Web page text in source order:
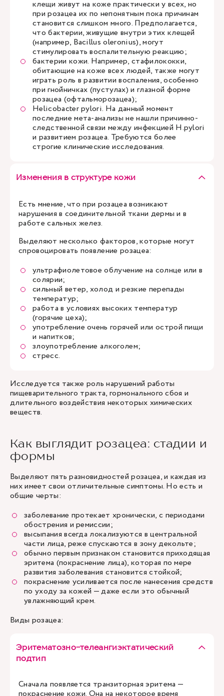
клещи живут на коже практически у всех, но
при розацеа их по непонятным пока причинам
становится слишком много. Предполагается,
что бактерии, живущие внутри этих клещей
(например, Bacillus oleronius), могут
стимулировать воспалительную реакцию;
бактерии кожи. Например, стафилококки,
обитающие на коже всех людей, также могут
играть роль в развитии воспаления, особенно
при гнойничках (пустулах) и глазной форме
розацеа (офтальморозацеа);
Helicobacter pylori. На данный момент
последние мета-анализы не нашли причинно-
следственной связи между инфекцией H.pylori
и развитием розацеа. Требуются более
строгие клинические исследования.
Изменения в структуре кожи
Есть мнение, что при розацеа возникают
нарушения в соединительной ткани дермы и в
работе сальных желез.
Выделяют несколько факторов, которые могут
спровоцировать появление розацеа:
ультрафиолетовое облучение на солнце или в
солярии;
сильный ветер, холод и резкие перепады
температур;
работа в условиях высоких температур
(горячие цеха);
употребление очень горячей или острой пищи
и напитков;
злоупотребление алкоголем;
стресс.
Исследуется также роль нарушений работы
пищеварительного тракта, гормонального сбоя и
длительного воздействия некоторых химических
веществ.
Как выглядит розацеа: стадии и
формы
Выделяют пять разновидностей розацеа, и каждая из
них имеет свои отличительные симптомы. Но есть и
общие черты:
заболевание протекает хронически, с периодами
обострения и ремиссии;
высыпания всегда локализуются в центральной
части лица, реже спускаются в зону декольте;
обычно первым признаком становится приходящая
эритема (покраснение лица), которая по мере
развития заболевания становится стойкой;
покраснение усиливается после нанесения средств
по уходу за кожей — даже если это обычный
увлажняющий крем.
Виды розацеа:
Эритематозно-телеангиэктатический
подтип
Сначала появляется транзиторная эритема —